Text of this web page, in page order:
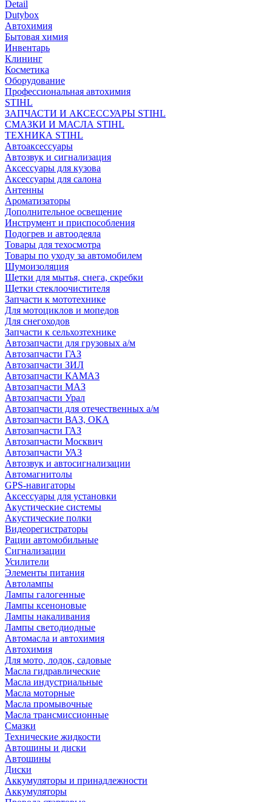
Detail
Dutybox
Автохимия
Бытовая химия
Инвентарь
Клининг
Косметика
Оборудование
Профессиональная автохимия
STIHL
ЗАПЧАСТИ И АКСЕССУАРЫ STIHL
СМАЗКИ И МАСЛА STIHL
ТЕХНИКА STIHL
Автоаксессуары
Автозвук и сигнализация
Аксессуары для кузова
Аксессуары для салона
Антенны
Ароматизаторы
Дополнительное освещение
Инструмент и приспособления
Подогрев и автоодеяла
Товары для техосмотра
Товары по уходу за автомобилем
Шумоизоляция
Щетки для мытья, снега, скребки
Щетки стеклоочистителя
Запчасти к мототехнике
Для мотоциклов и мопедов
Для снегоходов
Запчасти к сельхозтехнике
Автозапчасти для грузовых а/м
Автозапчасти ГАЗ
Автозапчасти ЗИЛ
Автозапчасти КАМАЗ
Автозапчасти МАЗ
Автозапчасти Урал
Автозапчасти для отечественных а/м
Автозапчасти ВАЗ, ОКА
Автозапчасти ГАЗ
Автозапчасти Москвич
Автозапчасти УАЗ
Автозвук и автосигнализации
Автомагнитолы
GPS-навигаторы
Аксессуары для установки
Акустические системы
Акустические полки
Видеорегистраторы
Рации автомобильные
Сигнализации
Усилители
Элементы питания
Автолампы
Лампы галогенные
Лампы ксеноновые
Лампы накаливания
Лампы светодиодные
Автомасла и автохимия
Автохимия
Для мото, лодок, садовые
Масла гидравлические
Масла индустриальные
Масла моторные
Масла промывочные
Масла трансмиссионные
Смазки
Технические жидкости
Автошины и диски
Автошины
Диски
Аккумуляторы и принадлежности
Аккумуляторы